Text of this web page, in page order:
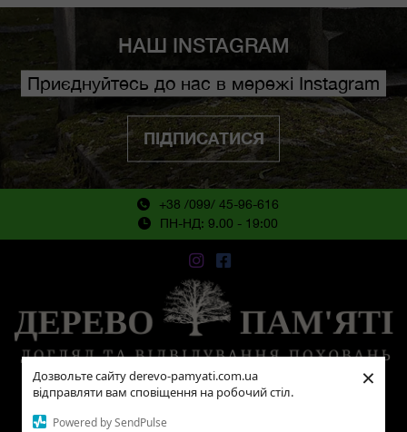
Дозвольте сайту derevo-pamyati.com.ua
відправляти вам сповіщення на робочий стіл.
Powered by SendPulse
×
НАШ INSTAGRAM
Приєднуйтесь до нас в мережі Instagram
ПІДПИСАТИСЯ
+38 /099/ 45-96-616
ПН-НД: 9.00 - 19:00
© 2018 - 2024 всі права захищені!
Політика конфіденційності